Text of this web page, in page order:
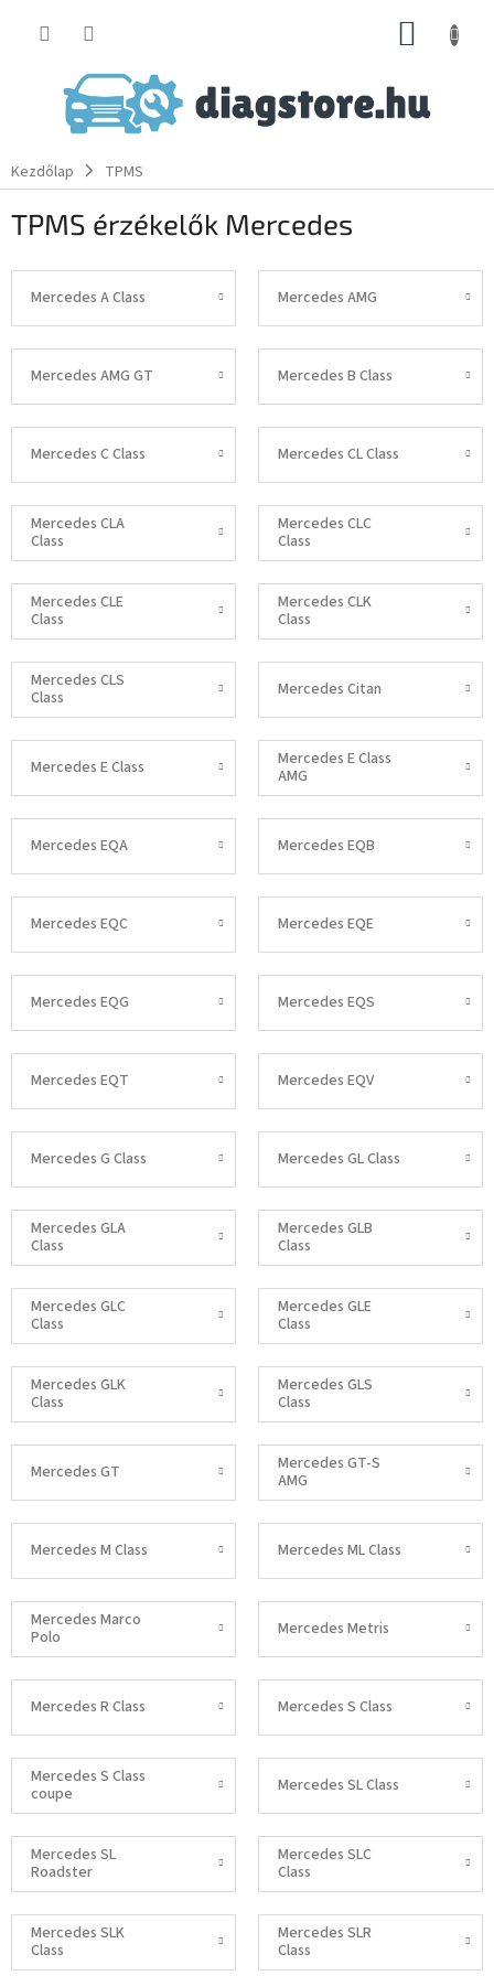
KOSÁR
Kezdőlap TPMS
TPMS érzékelők Mercedes
Mercedes A Class Mercedes AMG
Mercedes AMG GT Mercedes B Class
Mercedes C Class Mercedes CL Class
Mercedes CLA
Class
Mercedes CLC
Class
Mercedes CLE
Class
Mercedes CLK
Class
Mercedes CLS
Class
Mercedes Citan
Mercedes E Class
Mercedes E Class
AMG
Mercedes EQA Mercedes EQB
Mercedes EQC Mercedes EQE
Mercedes EQG Mercedes EQS
Mercedes EQT Mercedes EQV
Mercedes G Class Mercedes GL Class
Mercedes GLA
Class
Mercedes GLB
Class
Mercedes GLC
Class
Mercedes GLE
Class
Mercedes GLK
Class
Mercedes GLS
Class
Mercedes GT
Mercedes GT-S
AMG
Mercedes M Class Mercedes ML Class
Mercedes Marco
Polo
Mercedes Metris
Mercedes R Class Mercedes S Class
Mercedes S Class
coupe
Mercedes SL Class
Mercedes SL
Roadster
Mercedes SLC
Class
Mercedes SLK
Class
Mercedes SLR
Class